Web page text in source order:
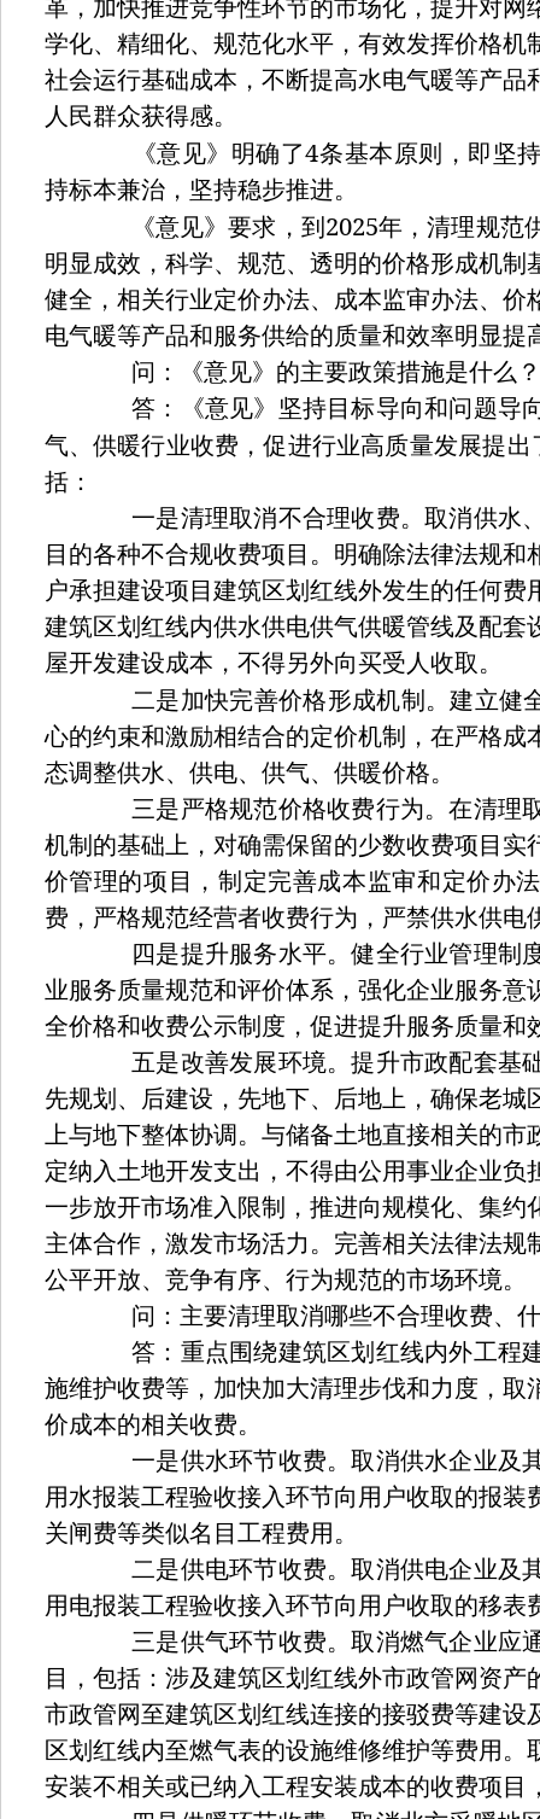
革，加快推进竞争性环节的市场化，提升对网
学化、精细化、规范化水平，有效发挥价格机
社会运行基础成本，不断提高水电气暖等产品
人民群众获得感。
《意见》明确了4条基本原则，即坚
持标本兼治，坚持稳步推进。
《意见》要求，到 2025年，清理规范
明显成效，科学、规范、透明的价格形成机制
健全，相关行业定价办法、成本监审办法、价
电气暖等产品和服务供给的质量和效率明显提
问：《意见》的主要政策措施是什么？
答：《意见》坚持目标导向和问题导
气、供暖行业收费，促进行业高质量发展提出
括：
一是清理取消不合理收费。取消供水
目的各种不合规收费项目。明确除法律法规
户承担建设项目建筑区划红线外发生的任何
建筑区划红线内供水供电供气供暖管线及配套
屋开发建设成本，不得另外向买受人收取。
二是加快完善价格形成机制。建立健
心的约束和激励相结合的定价机制，在严格成
态调整供水、供电、供气、供暖价格。
三是严格规范价格收费行为。在清理
机制的基础上，对确需保留的少数收费项目实
价管理的项目，制定完善成本监审和定价办
费，严格规范经营者收费行为，严禁供水供电
四是提升服务水平。健全行业管理制
业服务质量规范和评价体系，强化企业服务意
全价格和收费公示制度，促进提升服务质量和
五是改善发展环境。提升市政配套基
先规划、后建设，先地下、后地上，确保老城
上与地下整体协调。与储备土地直接相关的
定纳入土地开发支出，不得由公用事业企业负
一步放开市场准入限制，推进向规模化、集约
主体合作，激发市场活力。完善相关法律法规
公平开放、竞争有序、行为规范的市场环境。
问：主要清理取消哪些不合理收费、什
答：重点围绕建筑区划红线内外工程
施维护收费等，加快加大清理步伐和力度，取
价成本的相关收费。
一是供水环节收费。取消供水企业及
用水报装工程验收接入环节向用户收取的报装
关闸费等类似名目工程费用。
二是供电环节收费。取消供电企业及
用电报装工程验收接入环节向用户收取的移表
三是供气环节收费。取消燃气企业应
目，包括：涉及建筑区划红线外市政管网资
市政管网至建筑区划红线连接的接驳费等建设
区划红线内至燃气表的设施维修维护等费用。
安装不相关或已纳入工程安装成本的收费项目